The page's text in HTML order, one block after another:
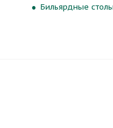
Бильярдные